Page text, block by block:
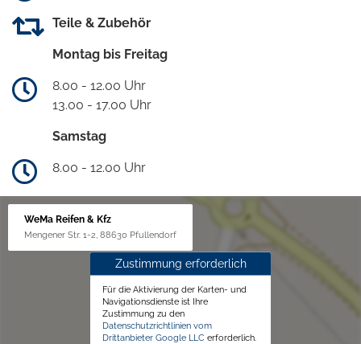
Teile & Zubehör
Montag bis Freitag
8.00 - 12.00 Uhr
13.00 - 17.00 Uhr
Samstag
8.00 - 12.00 Uhr
WeMa Reifen & Kfz
Mengener Str. 1-2, 88630 Pfullendorf
Zustimmung erforderlich
Für die Aktivierung der Karten- und
Navigationsdienste ist Ihre
Zustimmung zu den
Datenschutzrichtlinien vom
Drittanbieter Google LLC erforderlich.